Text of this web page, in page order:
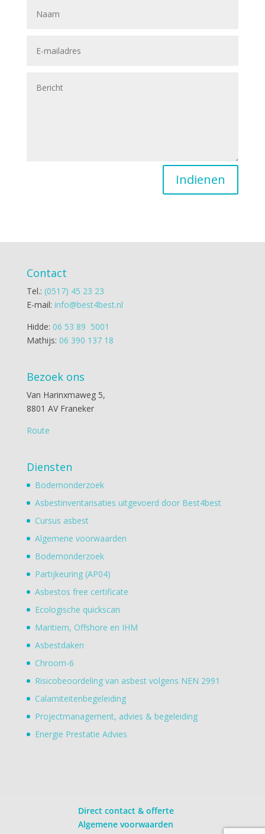
Indienen
Contact
Tel.: (0517) 45 23 23
E-mail: info@best4best.nl
Hidde: 06 53 89 5001
Mathijs: 06 390 137 18
Bezoek ons
Van Harinxmaweg 5,
8801 AV Franeker
Route
Diensten
Bodemonderzoek
Asbestinventarisaties uitgevoerd door Best4best
Cursus asbest
Algemene voorwaarden
Bodemonderzoek
Partijkeuring (AP04)
Asbestos free certificate
Ecologische quickscan
Maritiem, Offshore en IHM
Asbestdaken
Chroom-6
Risicobeoordeling van asbest volgens NEN 2991
Calamiteitenbegeleiding
Projectmanagement, advies & begeleiding
Energie Prestatie Advies
Direct contact & offerte
Algemene voorwaarden